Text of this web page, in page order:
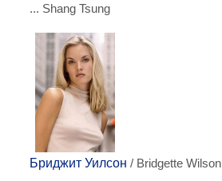
... Shang Tsung
Бриджит Уилсон / Bridgette Wilson